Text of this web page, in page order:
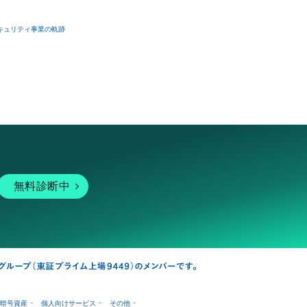
ュリティ事業の軌跡
無料診断中
暗号資産 個人向けサービス その他